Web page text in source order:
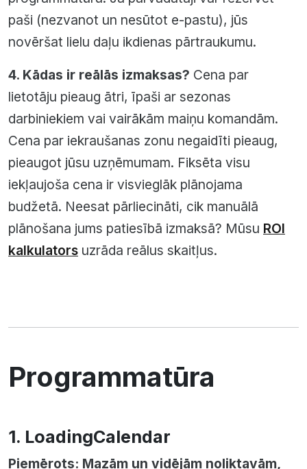
paši (nezvanot un nesūtot e-pastu), jūs
novēršat lielu daļu ikdienas pārtraukumu.
4. Kādas ir reālās izmaksas? Cena par
lietotāju pieaug ātri, īpaši ar sezonas
darbiniekiem vai vairākām maiņu komandām.
Cena par iekraušanas zonu negaidīti pieaug,
pieaugot jūsu uzņēmumam. Fiksēta visu
iekļaujoša cena ir visvieglāk plānojama
budžetā. Neesat pārliecināti, cik manuālā
plānošana jums patiesībā izmaksā? Mūsu ROI
kalkulators uzrāda reālus skaitļus.
Programmatūra
1. LoadingCalendar
Piemērots: Mazām un vidējām noliktavām,